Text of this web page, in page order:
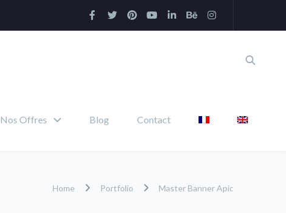
Nos Offres Blog Contact
Home Portfolio Master Banner Apic